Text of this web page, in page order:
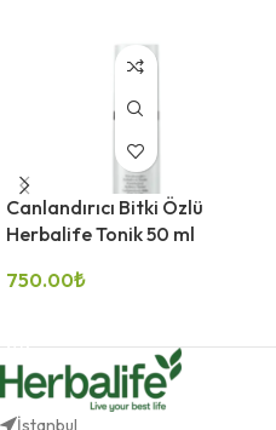
Canlandırıcı Bitki Özlü
Herbalife Tonik 50 ml
750.00₺
İstanbul